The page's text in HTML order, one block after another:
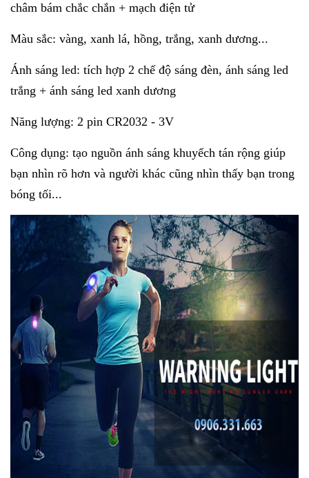
châm bám chắc chắn + mạch điện tử
Màu sắc: vàng, xanh lá, hồng, trắng, xanh dương...
Ánh sáng led: tích hợp 2 chế độ sáng đèn, ánh sáng led
trắng + ánh sáng led xanh dương
Năng lượng: 2 pin CR2032 - 3V
Công dụng: tạo nguồn ánh sáng khuyếch tán rộng giúp
bạn nhìn rõ hơn và người khác cũng nhìn thấy bạn trong
bóng tối...